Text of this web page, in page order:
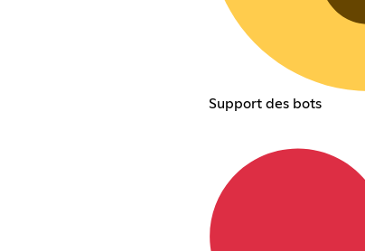
Support des bots